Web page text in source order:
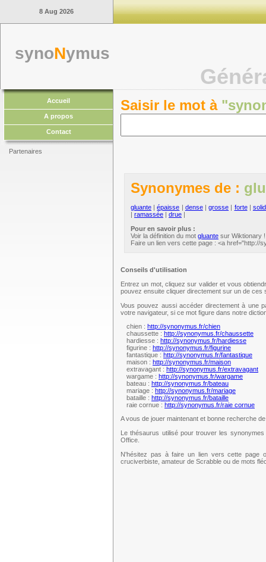
8 Aug 2026
synoNymus
Accueil
A propos
Contact
Partenaires
Saisir le mot à
Synonymes de :
gluante |épaisse | dense|grosse | forte|
| ramassée | drue |
Pour en savoir plus :
Voir la définition du mot gluante sur Wiktionary !
Faire un lien vers cette page : <a href="http://
Conseils d'utilisation
Entrez un mot, cliquez sur valider et vous
pouvez ensuite cliquer directement sur un de
Vous pouvez aussi accéder directement à une
votre navigateur, si ce mot figure dans notre
chien : http://synonymus.fr/chien
chaussette : http://synonymus.fr/chaussette
hardiesse : http://synonymus.fr/hardiesse
figurine : http://synonymus.fr/figurine
fantastique : http://synonymus.fr/fantastique
maison : http://synonymus.fr/maison
extravagant : http://synonymus.fr/extravagant
wargame : http://synonymus.fr/wargame
bateau : http://synonymus.fr/bateau
mariage : http://synonymus.fr/mariage
bataille : http://synonymus.fr/bataille
raie cornue : http://synonymus.fr/raie cornue
A vous de jouer maintenant et bonne recherche
Le thésaurus utilisé pour trouver les
Office.
N'hésitez pas à faire un lien vers cette
cruciverbiste, amateur de Scrabble ou de mots